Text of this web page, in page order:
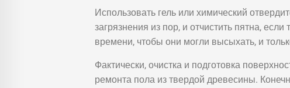
Использовать гель или химический
загрязнения из пор, и отчистить пятна,
времени, чтобы они могли высыхать, и
Фактически, очистка и подготовка
ремонта пола из твердой древесины.